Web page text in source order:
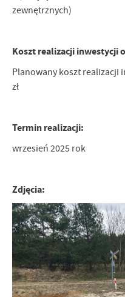
zewnętrznych)
Koszt realizacji inwestycji
Planowany koszt
zł
Termin realizacji:
wrzesień 2025 rok
Zdjęcia:
treści w postaci wiadomości,